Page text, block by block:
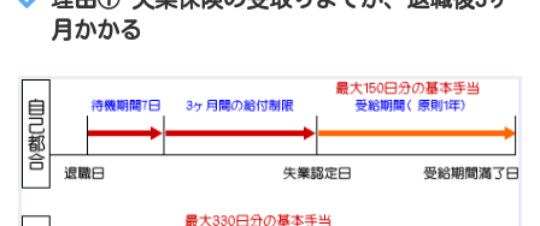
月かかる